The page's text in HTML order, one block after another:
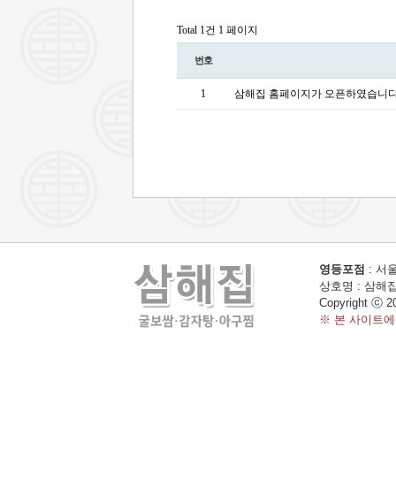
Total 1건 1 페이지
번호
1 삼해집 홈페이지가 오픈하였습니
영등포점 : 서
상호명 : 삼해
Copyright ⓒ
※ 본 사이트에